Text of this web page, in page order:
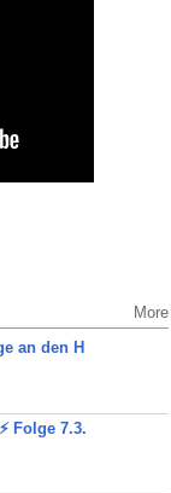
More
an den H
Folge 7.3.